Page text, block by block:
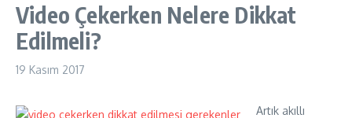
Video Çekerken Nelere Dikkat
Edilmeli?
19 Kasım 2017
Artık akıllı